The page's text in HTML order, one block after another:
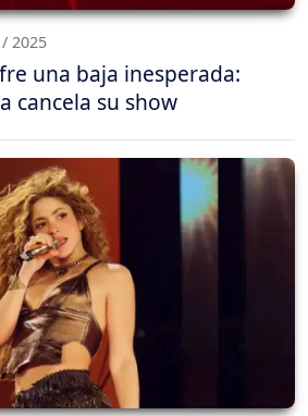
2025
una baja inesperada:
cancela su show